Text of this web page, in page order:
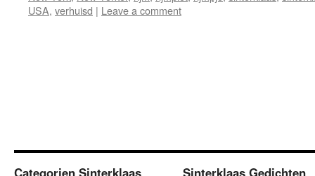
USA, verhuisd | Leave a comment
Categorien Sinterklaas
Sinterklaas Gedichten